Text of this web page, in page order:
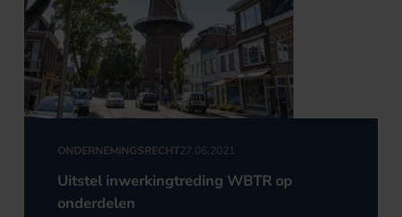
ONDERNEMINGSRECHT27.06.2021
Uitstel inwerkingtreding WBTR op
onderdelen